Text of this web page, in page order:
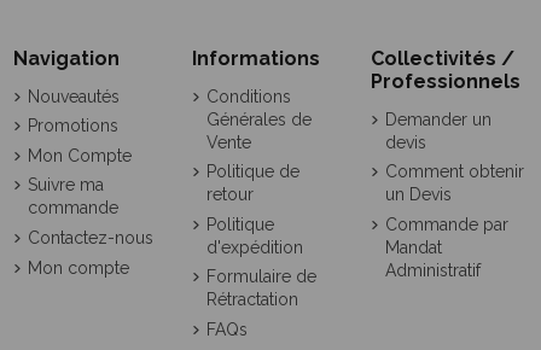
Navigation
Nouveautés
Promotions
Mon Compte
Suivre ma
commande
Contactez-nous
Mon compte
Informations
Conditions
Générales de
Vente
Politique de
retour
Politique
d'expédition
Formulaire de
Rétractation
FAQs
Collectivités /
Professionnels
Demander un
devis
Comment obtenir
un Devis
Commande par
Mandat
Administratif